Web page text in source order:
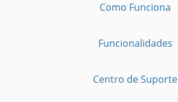
Como Funciona
Funcionalidades
Centro de Suporte